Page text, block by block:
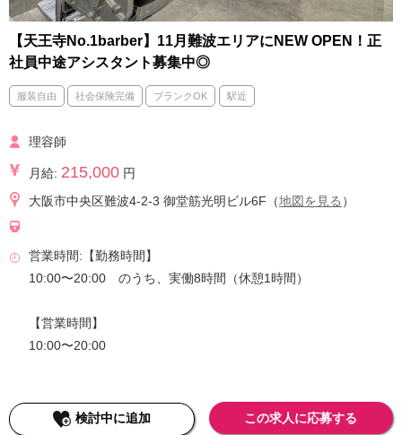
【天王寺No.1barber】11月難波エリアにNEW OPEN！正
社員中途アシスタント募集中◎
服装自由 社会保険完備 ブランクOK 駅近
理容師
月給: 215,000 円
大阪市中央区難波4-2-3 御堂筋光明ビル6F（地図を見る ）
営業時間:【勤務時間】
10:00〜20:00 のうち、実働8時間（休憩1時間）
【営業時間】
10:00〜20:00
検討中に追加 この求人に応募する